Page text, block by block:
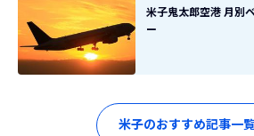
米子鬼太郎空港 月別
ー
米子のおすすめ記事一